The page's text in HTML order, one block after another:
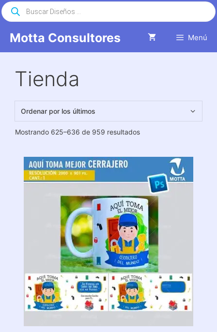
Saltar
al
Motta Consultores Menú
Búsqueda
de
productos
Tienda
Mostrando 625–636 de 959 resultadosOrdenado